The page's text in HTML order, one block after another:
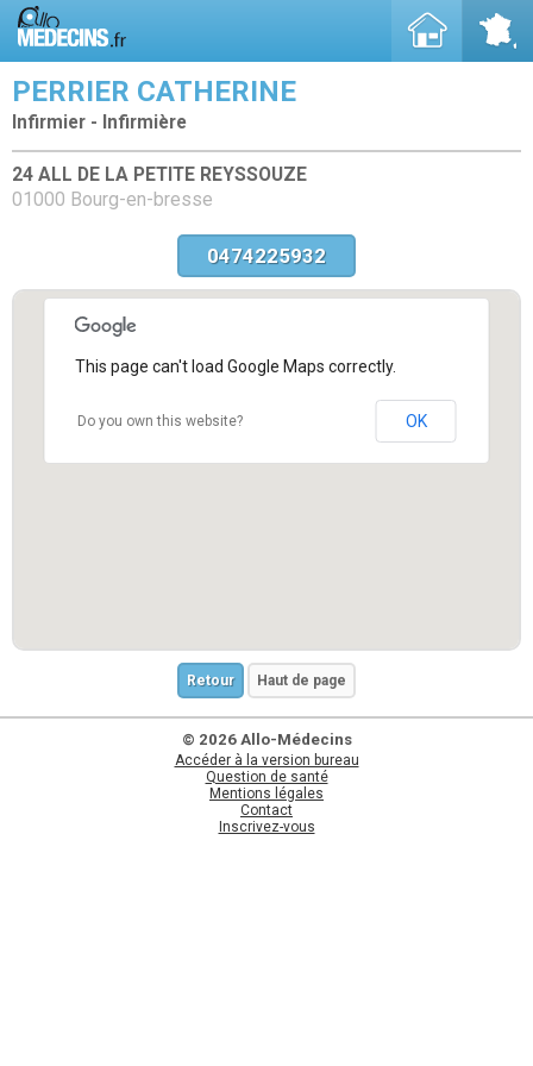
PERRIER CATHERINE
Infirmier - Infirmière
24 ALL DE LA PETITE REYSSOUZE
01000 Bourg-en-bresse
0474225932
This page can't load Google Maps correctly.
Do you own this website? OK
Retour Haut de page
© 2026 Allo-Médecins
Accéder à la version bureau
Question de santé
Mentions légales
Contact
Inscrivez-vous